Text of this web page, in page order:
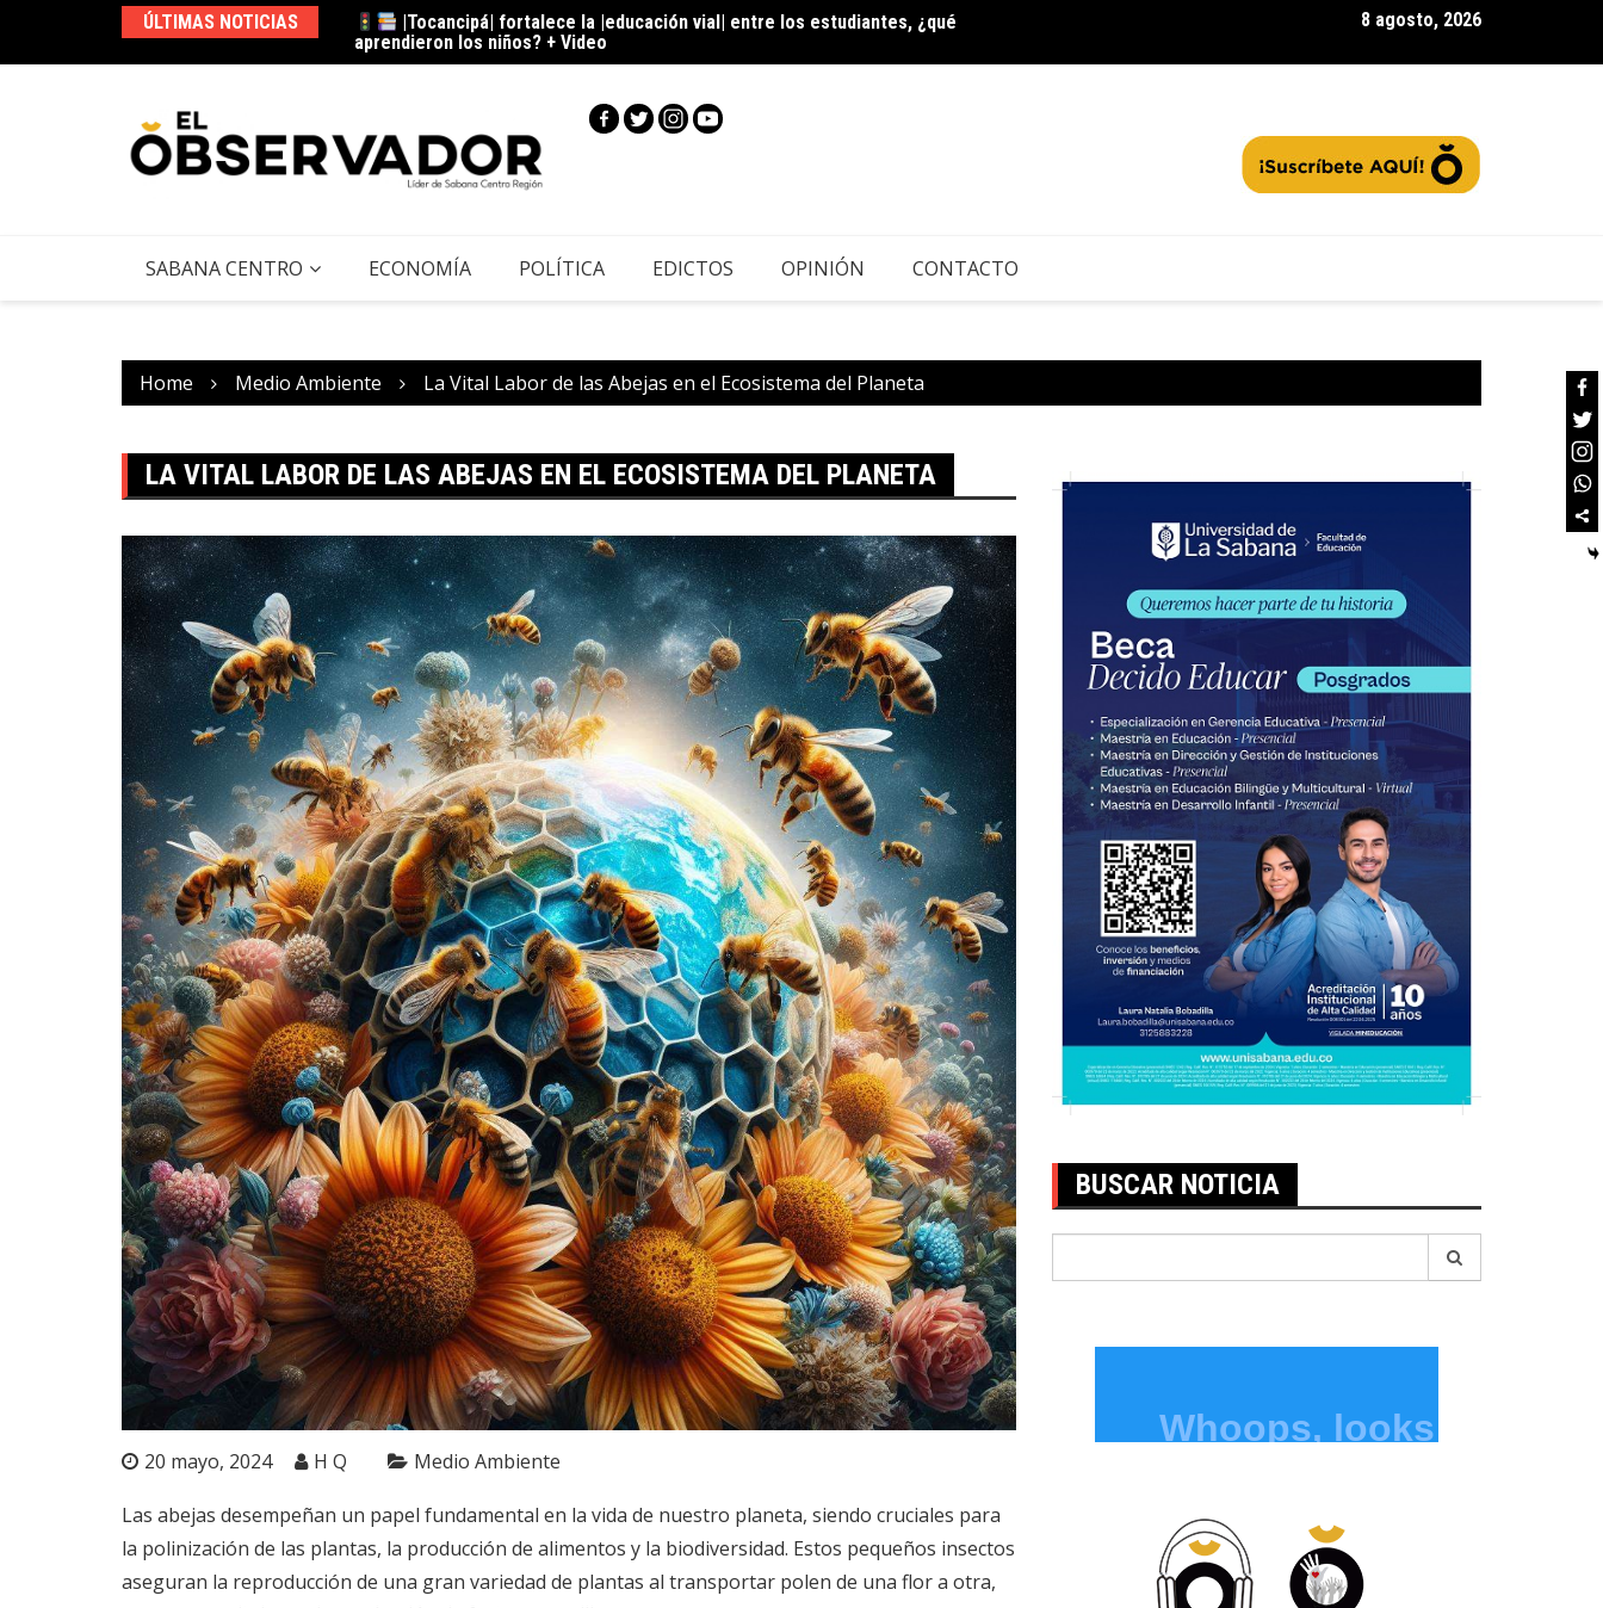
ÚLTIMAS NOTICIAS
|Tocancipá| fortalece la |educación vial| entre los estudiantes, ¿qué
aprendieron los niños? + Video
|Gachancipá| vive el |Desafío Cardinal|, ¿cómo fue este
8 agosto, 2026
SABANA CENTRO ECONOMÍA POLÍTICA EDICTOS OPINIÓN CONTACTO
Home Medio Ambiente La Vital Labor de las Abejas en el Ecosistema del Planeta
LA VITAL LABOR DE LAS ABEJAS EN EL ECOSISTEMA DEL PLANETA
20 mayo, 2024 H Q Medio Ambiente
Las abejas desempeñan un papel fundamental en la vida de nuestro planeta, siendo cruciales para
la polinización de las plantas, la producción de alimentos y la biodiversidad. Estos pequeños insectos
aseguran la reproducción de una gran variedad de plantas al transportar polen de una flor a otra,
BUSCAR NOTICIA